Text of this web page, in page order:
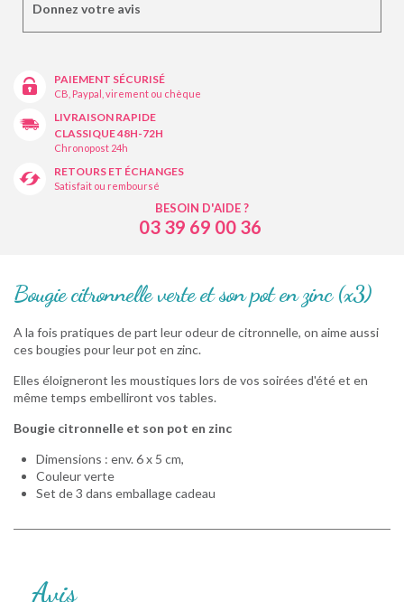
Donnez votre avis
PAIEMENT SÉCURISÉ
CB, Paypal, virement ou chèque
LIVRAISON RAPIDE
CLASSIQUE 48H-72H
Chronopost 24h
RETOURS ET ÉCHANGES
Satisfait ou remboursé
BESOIN D'AIDE ?
03 39 69 00 36
Bougie citronnelle verte et son pot en zinc (x3)
A la fois pratiques de part leur odeur de citronnelle, on aime aussi
ces bougies pour leur pot en zinc.
Elles éloigneront les moustiques lors de vos soirées d'été et en
même temps embelliront vos tables.
Bougie citronnelle et son pot en zinc
Dimensions : env. 6 x 5 cm,
Couleur verte
Set de 3 dans emballage cadeau
Avis